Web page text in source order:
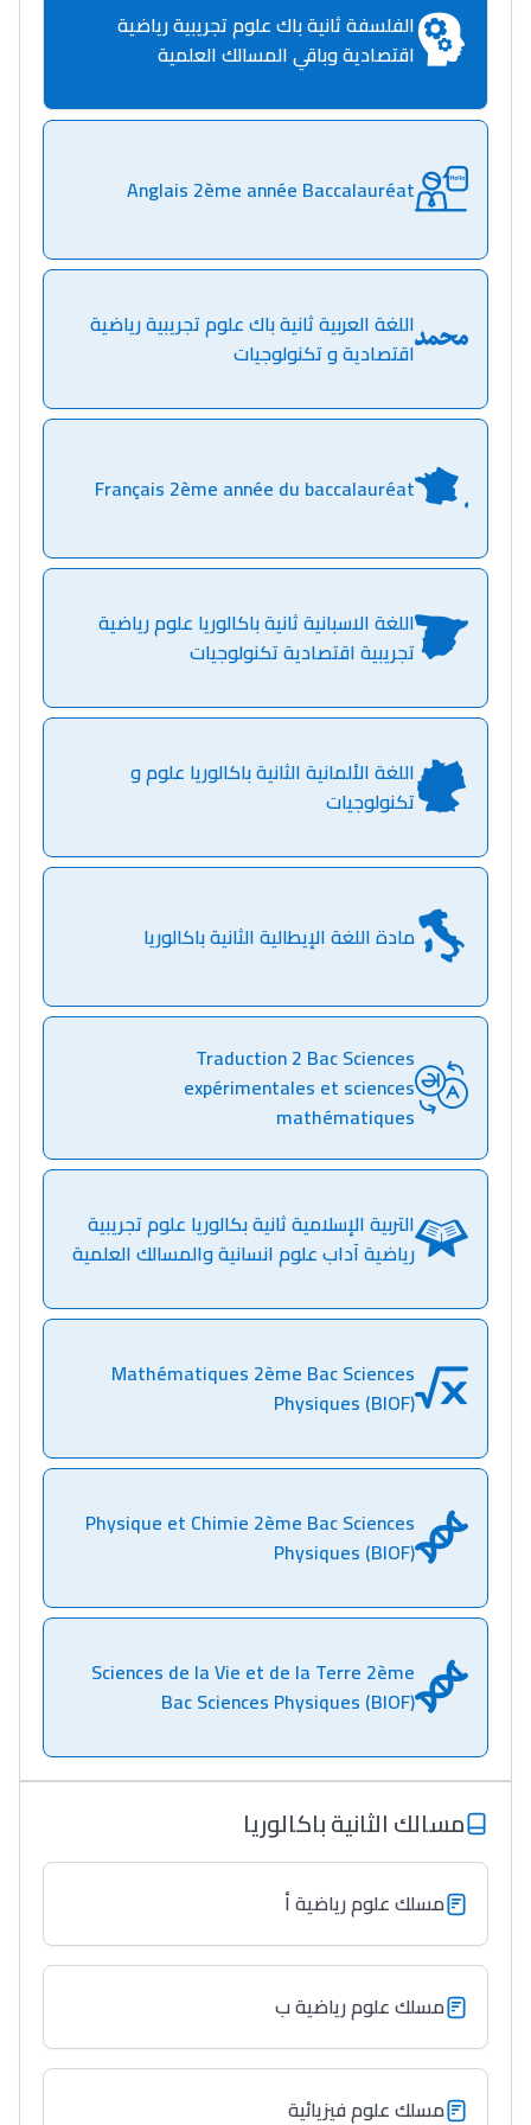
الفلسفة ثانية باك علوم تجريبية رياضية
اقتصادية وباقي المسالك العلمية
Anglais 2ème année Baccalauréat
اللغة العربية ثانية باك علوم تجريبية رياضية
اقتصادية و تكنولوجيات
Français 2ème année du baccalauréat
اللغة الاسبانية ثانية باكالوريا علوم رياضية
تجريبية اقتصادية تكنولوجيات
اللغة الألمانية الثانية باكالوريا علوم و
تكنولوجيات
مادة اللغة الإيطالية الثانية باكالوريا
Traduction 2 Bac Sciences
expérimentales et sciences
mathématiques
التربية الإسلامية ثانية بكالوريا علوم تجريبية
رياضية آداب علوم انسانية والمسالك العلمية
Mathématiques 2ème Bac Sciences
Physiques (BIOF)
Physique et Chimie 2ème Bac Sciences
Physiques (BIOF)
Sciences de la Vie et de la Terre 2ème
Bac Sciences Physiques (BIOF)
مسالك الثانية باكالوريا
مسلك علوم رياضية أ
مسلك علوم رياضية ب
مسلك علوم فيزيائية